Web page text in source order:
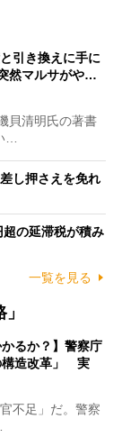
引き換えに手に
然マルサがや…
貝清明氏の著書
…
し押さえを免れ
の延滞税が積み
一覧を見る
るか？】警察庁
構造改革」 実
不足」だ。警察